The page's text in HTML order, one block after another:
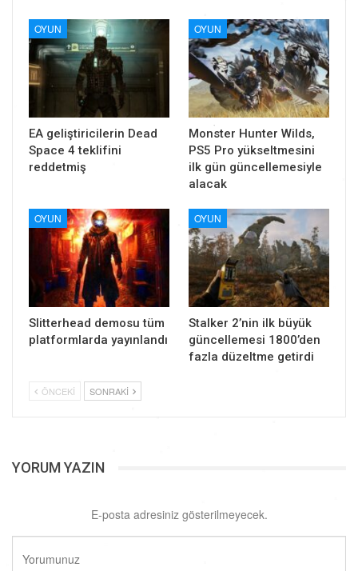
OYUN
EA geliştiricilerin Dead
Space 4 teklifini
reddetmiş
OYUN
Monster Hunter Wilds,
PS5 Pro yükseltmesini
ilk gün güncellemesiyle
alacak
OYUN
Slitterhead demosu tüm
platformlarda yayınlandı
OYUN
Stalker 2’nin ilk büyük
güncellemesi 1800’den
fazla düzeltme getirdi
ÖNCEKI SONRAKI
YORUM YAZIN
E-posta adresiniz gösterilmeyecek.